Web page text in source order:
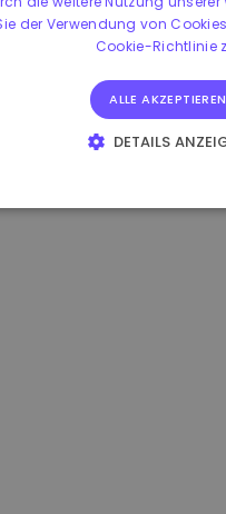
0.867648 € 0.00%
der Verwendung von
Cookie-Richtlinie
ALLE AKZEPTIEREN
DETAILS